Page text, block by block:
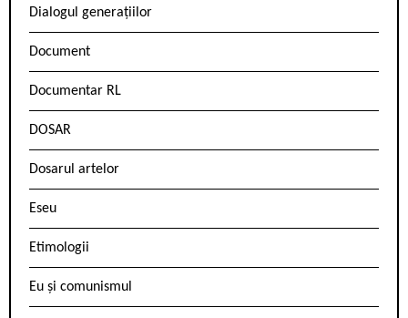
Dialogul generațiilor
Document
Documentar RL
DOSAR
Dosarul artelor
Eseu
Etimologii
Eu și comunismul